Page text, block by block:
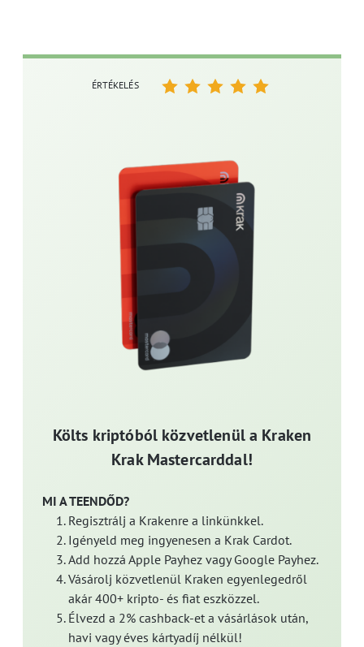
Költs kriptóból közvetlenül a Kraken
Krak Mastercarddal!
MI A TEENDŐD?
Regisztrálj a Krakenre a linkünkkel.
Igényeld meg ingyenesen a Krak Cardot.
Add hozzá Apple Payhez vagy Google Payhez.
Vásárolj közvetlenül Kraken egyenlegedről
akár 400+ kripto- és fiat eszközzel.
Élvezd a 2% cashback-et a vásárlások után,
havi vagy éves kártyadíj nélkül!
ÉRTÉKELÉS